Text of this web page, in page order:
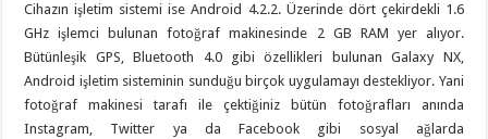
Cihazın işletim sistemi ise Android 4.2.2. Üzerinde dört çekirdekli 1.6
GHz işlemci bulunan fotoğraf makinesinde 2 GB RAM yer alıyor.
Bütünleşik GPS, Bluetooth 4.0 gibi özellikleri bulunan Galaxy NX,
Android işletim sisteminin sunduğu birçok uygulamayı destekliyor. Yani
fotoğraf makinesi tarafı ile çektiğiniz bütün fotoğrafları anında
Instagram, Twitter ya da Facebook gibi sosyal ağlarda